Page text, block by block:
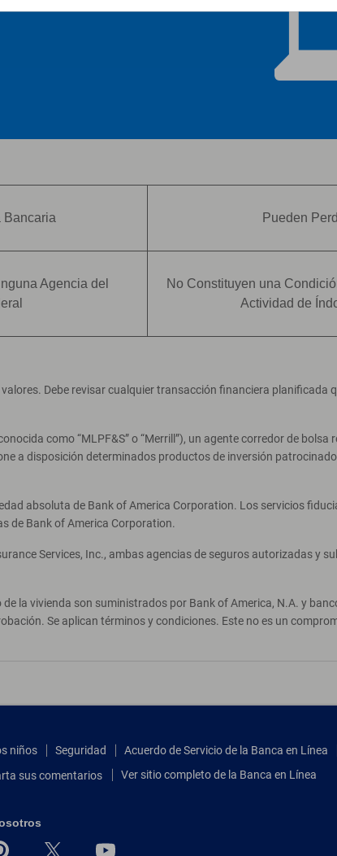
Bancaria Pueden
Agencia del
No Constituyen una
Actividad de
Debe revisar cualquier transacción financiera planificada
como “MLPF&S” o “Merrill”), un agente corredor de bolsa
a disposición determinados productos de inversión
absoluta de Bank of America Corporation. Los servicios
de Bank of America Corporation.
Services, Inc., ambas agencias de seguros autorizadas y
la vivienda son suministrados por Bank of America, N.A. y
Se aplican términos y condiciones. Este no es un
niños Seguridad Acuerdo de Servicio de la Banca en Línea
Comparta sus comentarios Ver sitio completo de la Banca en Línea